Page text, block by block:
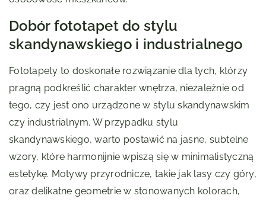
Dobór fototapet do stylu
skandynawskiego i industrialnego
Fototapety to doskonałe rozwiązanie dla tych, którzy
pragną podkreślić charakter wnętrza, niezależnie od
tego, czy jest ono urządzone w stylu skandynawskim
czy industrialnym. W przypadku stylu
skandynawskiego, warto postawić na jasne, subtelne
wzory, które harmonijnie wpiszą się w minimalistyczną
estetykę. Motywy przyrodnicze, takie jak lasy czy góry,
oraz delikatne geometrie w stonowanych kolorach,